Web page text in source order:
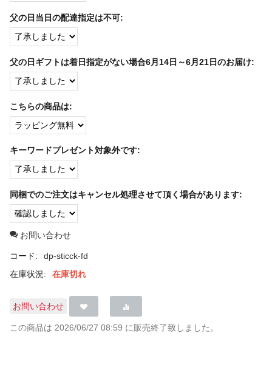
父の日当日の配達指定は不可:
父の日ギフトは着日指定がない場合6月14日～6月21日のお届け:
こちらの商品は:
キーワードプレゼント対象外です:
同梱でのご注文はキャンセル処理させて頂く場合があります:
お問い合わせ
コード:
dp-sticck-fd
在庫状況:
在庫切れ
お問い合わせ
この商品は 2026/06/27 08:59 に販売終了致しました。